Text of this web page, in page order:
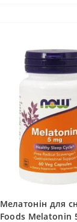
Мелатонін для
Foods Melatonin